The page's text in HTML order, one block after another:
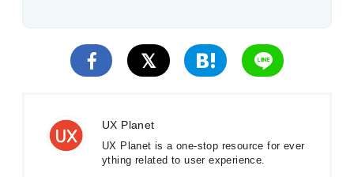
UX Planet
UX Planet is a one-stop resource for ever
ything related to user experience.